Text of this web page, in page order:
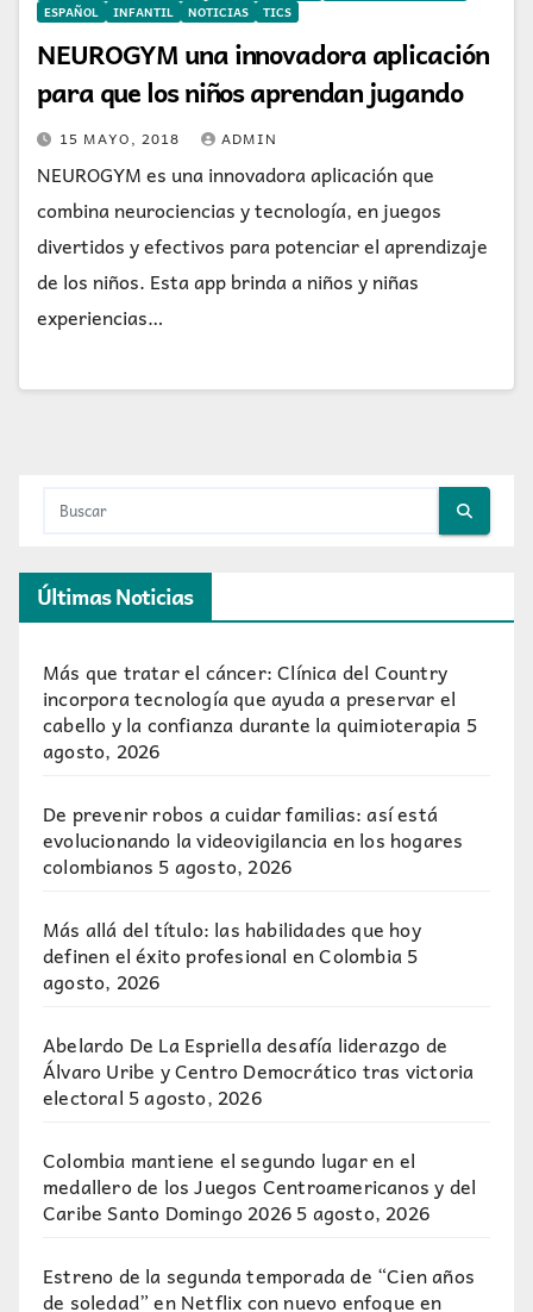
ESPAÑOL
INFANTIL NOTICIAS TICS
NEUROGYM una innovadora aplicación
para que los niños aprendan jugando
15 MAYO, 2018 ADMIN
NEUROGYM es una innovadora aplicación que
combina neurociencias y tecnología, en juegos
divertidos y efectivos para potenciar el aprendizaje
de los niños. Esta app brinda a niños y niñas
experiencias…
Últimas Noticias
Más que tratar el cáncer: Clínica del Country
incorpora tecnología que ayuda a preservar el
cabello y la confianza durante la quimioterapia 5
agosto, 2026
De prevenir robos a cuidar familias: así está
evolucionando la videovigilancia en los hogares
colombianos 5 agosto, 2026
Más allá del título: las habilidades que hoy
definen el éxito profesional en Colombia5
agosto, 2026
Abelardo De La Espriella desafía liderazgo de
Álvaro Uribe y Centro Democrático tras victoria
electoral 5 agosto, 2026
Colombia mantiene el segundo lugar en el
medallero de los Juegos Centroamericanos y del
Caribe Santo Domingo 20265 agosto, 2026
Estreno de la segunda temporada de “Cien años
de soledad” en Netflix con nuevo enfoque en